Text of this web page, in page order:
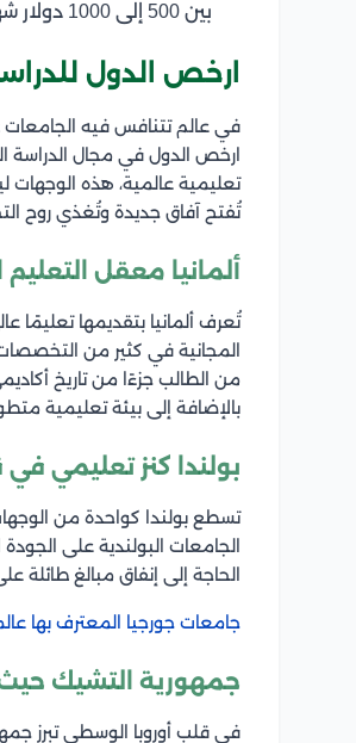
بين 500 إلى 1000 دولار شهريًا.
ارخص الدول
في عالم تتنافس فيه الجامعات
ارخص الدول في مجال الدراسة
تعليمية عالمية، هذه الوجهات
تُفتح آفاق جديدة وتُغذي روح
ألمانيا معقل
تُعرف ألمانيا بتقديمها تعليمًا
المجانية في كثير من
من الطالب جزءًا من تاريخ
بالإضافة إلى بيئة تعليمية
بولندا كنز تعليمي في
تسطع بولندا كواحدة من
الجامعات البولندية على
الحاجة إلى إنفاق مبالغ طائلة
جامعات جورجيا المعترف بها
جمهورية التشيك حيث
في قلب أوروبا الوسطى تبرز